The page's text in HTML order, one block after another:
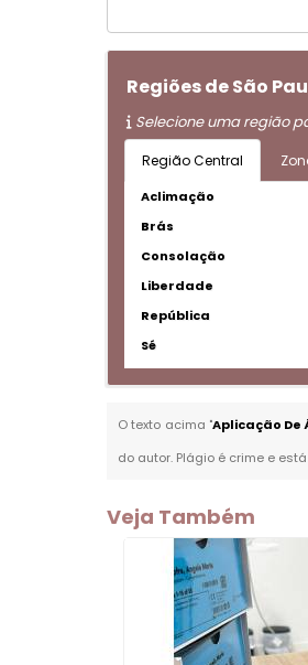
Regiões de São
Selecione uma região
Região Central
Aclimação
Brás
Consolação
Liberdade
República
Sé
O texto acima "Aplicação De
do autor. Plágio é crime e
Veja Também